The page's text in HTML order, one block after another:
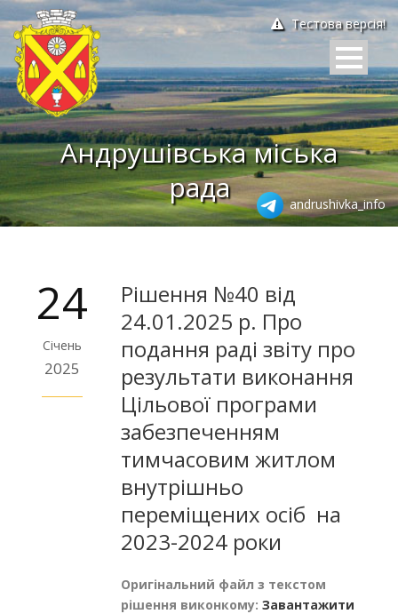
Тестова версія!
Андрушівська міська
рада
andrushivka_info
24
Січень
2025
Рішення №40 від
24.01.2025 р. Про
подання раді звіту про
результати виконання
Цільової програми
забезпеченням
тимчасовим житлом
внутрішньо
переміщених осіб на
2023-2024 роки
Оригінальний файл з текстом
рішення виконкому: Завантажити